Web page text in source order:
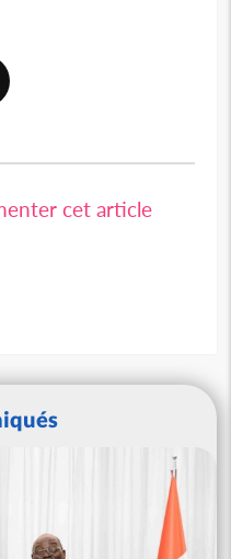
cet article